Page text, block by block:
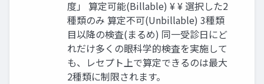
度」 算定可能(Billable) ¥ ¥ 選択した2
種類のみ 算定不可(Unbillable) 3種類
目以降の検査(まるめ) 同一受診日にど
れだけ多くの眼科学的検査を実施して
も、レセプト上で算定できるのは最大
2種類に制限されます。